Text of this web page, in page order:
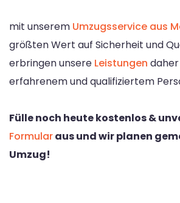
mit unserem Umzugsservice aus
größten Wert auf Sicherheit und
erbringen unsere Leistungen
erfahrenem und qualifiziertem
Fülle noch heute kostenlos &
Formularaus und wir planen
Umzug!